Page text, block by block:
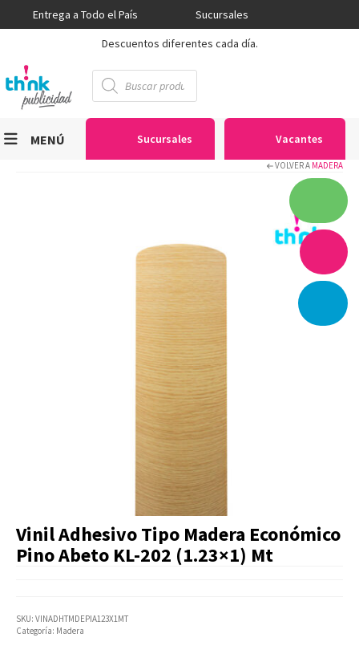
Entrega a Todo el País
Sucursales
Descuentos diferentes cada día.
Búsqueda
de
productos
Sucursales Vacantes
MENÚ
Gran Formato
Textiles
Equipos
Seguridad
Artículos Varios
Catálogos
Facturación
Listas de Precios
VOLVER A MADERA
Vinil Adhesivo Tipo Madera Económico
Pino Abeto KL-202 (1.23×1) Mt
SKU: VINADHTMDEPIA123X1MT
Categoría: Madera